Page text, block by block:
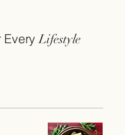
EveryLifestyle